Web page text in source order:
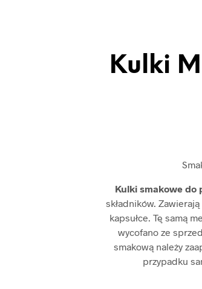
Kulki
Kulki smakowe do
składników.
kapsułce. Tę samą
wycofano ze
smakową należy
przypadku